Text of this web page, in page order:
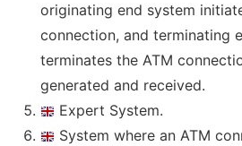
originating end system
connection, and terminating
terminates the ATM
generated and received.
Expert System.
System where an ATM